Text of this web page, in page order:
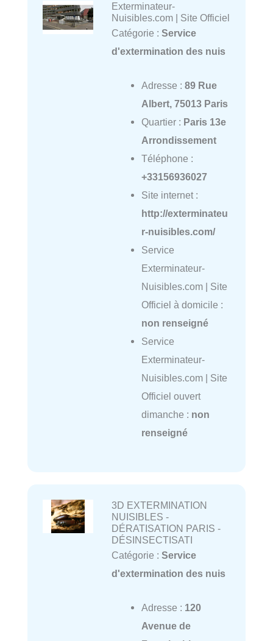
Exterminateur-
Nuisibles.com | Site Officiel
Catégorie : Service
d'extermination des nuis
Adresse : 89 Rue
Albert, 75013 Paris
Quartier : Paris 13e
Arrondissement
Téléphone :
+33156936027
Site internet :
http://exterminateu
r-nuisibles.com/
Service
Exterminateur-
Nuisibles.com | Site
Officiel à domicile :
non renseigné
Service
Exterminateur-
Nuisibles.com | Site
Officiel ouvert
dimanche : non
renseigné
3D EXTERMINATION
NUISIBLES -
DÉRATISATION PARIS -
DÉSINSECTISATI
Catégorie : Service
d'extermination des nuis
Adresse : 120
Avenue de